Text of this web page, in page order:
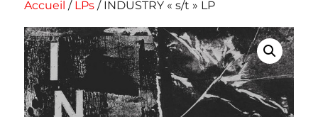
Accueil / LPs / INDUSTRY « s/t » LP